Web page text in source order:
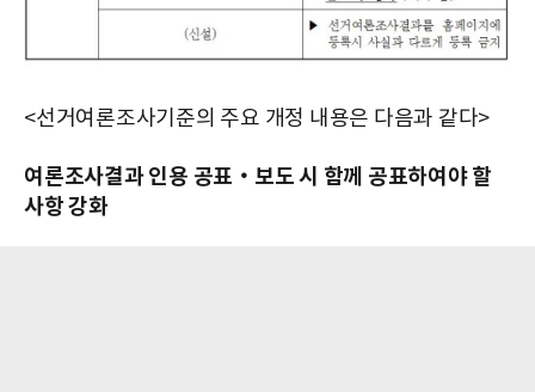
<선거여론조사기준의 주요 개정 내용은 다음과 같다>
여론조사결과 인용 공표‧보도 시 함께 공표하여야 할
사항 강화